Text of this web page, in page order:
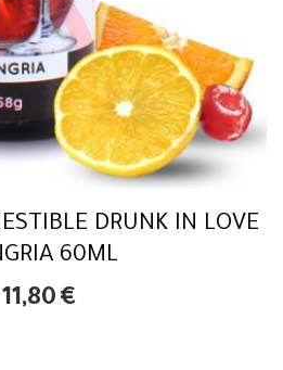
DRUNK IN LOVE
60ML
11,80 €